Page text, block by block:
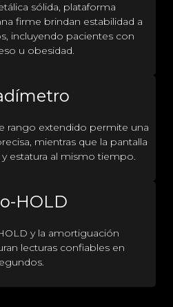
sólida, plataforma
firme brindan estabilidad a
incluyendo pacientes con
u obesidad.
rango extendido permite una
mientras que la pantalla
estatura al mismo tiempo.
HOLD
y la amortiguación
lecturas confiables en